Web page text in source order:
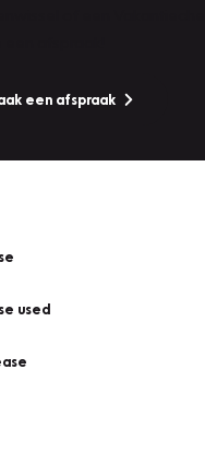
een afspraak
used